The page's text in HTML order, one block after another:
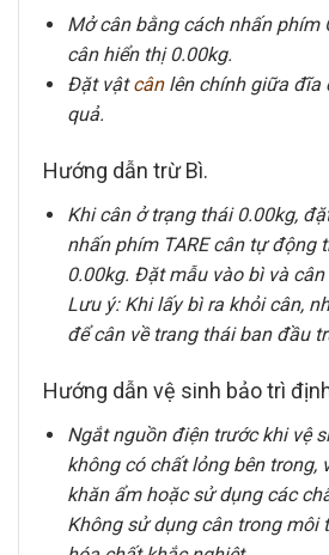
Mở cân bằng cách nhấn phím
cân hiển thị 0.00kg.
Đặt vậtcânlên chính giữa đĩa
quả.
Hướng dẫn trừ Bì.
Khi cân ở trạng thái 0.00kg,
nhấn phím TARE cân tự động
0.00kg. Đặt mẫu vào bì và
Lưu ý: Khi lấy bì ra khỏi cân,
để cân về trang thái ban đầu
Hướng dẫn vệ sinh bảo trì
Ngắt nguồn điện trước khi vệ
không có chất lỏng bên trong,
khăn ẩm hoặc sử dụng các
Không sử dụng cân trong môi